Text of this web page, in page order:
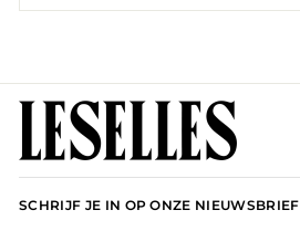
SCHRIJF JE IN OP ONZE NIEUWSBRIEF